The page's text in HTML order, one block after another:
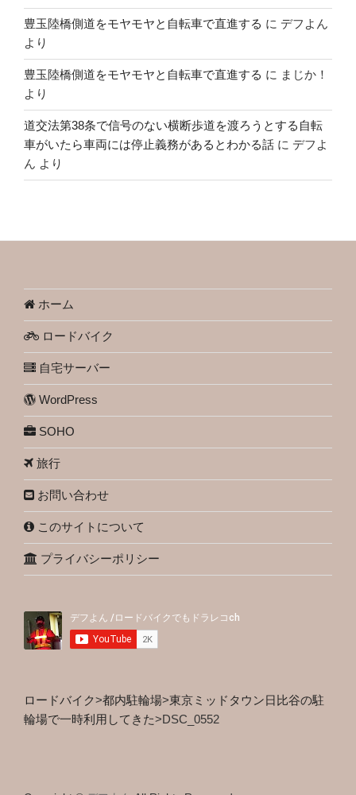
豊玉陸橋側道をモヤモヤと自転車で直進する に デフよん
より
豊玉陸橋側道をモヤモヤと自転車で直進する に まじか！
より
道交法第38条で信号のない横断歩道を渡ろうとする自転
車がいたら車両には停止義務があるとわかる話 に デフよ
ん より
ホーム
ロードバイク
自宅サーバー
WordPress
SOHO
旅行
お問い合わせ
このサイトについて
プライバシーポリシー
ロードバイク>都内駐輪場>東京ミッドタウン日比谷の駐
輪場で一時利用してきた>DSC_0552